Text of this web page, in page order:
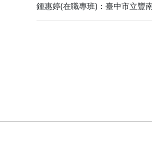
鍾惠婷(在職專班)：臺中市立豐